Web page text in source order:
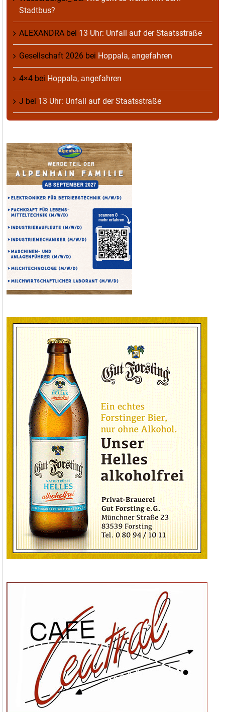
Stadtbus?
ALEXANDRA bei 13 Uhr: Unfall auf der Staatsstraße
Gesellschaft 2026 bei Hoppala, angefahren
4×4 bei Hoppala, angefahren
J bei 13 Uhr: Unfall auf der Staatsstraße